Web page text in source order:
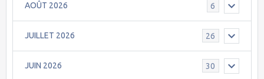
AOÛT 2026 6
JUILLET 2026 26
JUIN 2026 30